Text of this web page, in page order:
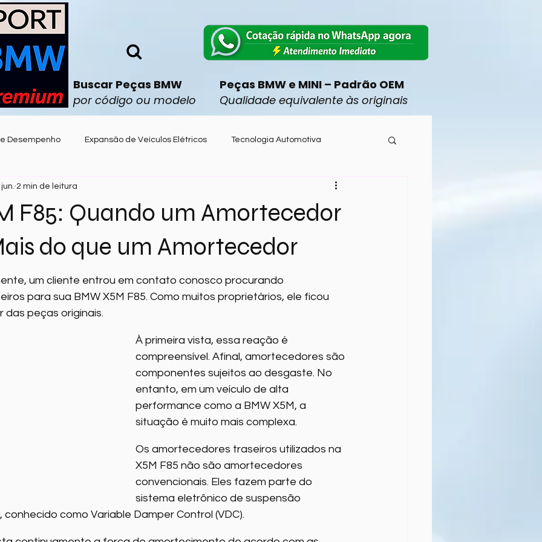
Buscar Peças BMW
por código ou modelo
Peças BMW e MINI – Padrão OEM
Qualidade equivalente às originais
Desempenho Expansão de Veículos Elétricos Tecnologia Automotiva
Técnico de Palmeiras,
MINI
Noticias Internacionais BMW Noticias Internacionais Mercedes
Peças de reposição BMW
⭐ Antes de Comprar ⭐ O Lado Real do BMW
F85: Quando um Amortecedor
do que um Amortecedor
2 min de leitura
um cliente entrou em contato conosco procurando
para sua BMW X5M F85. Como muitos proprietários, ele ficou
das peças originais.
À primeira vista, essa reação é
compreensível. Afinal, amortecedores são
componentes sujeitos ao desgaste. No
entanto, em um veículo de alta
performance como a BMW X5M, a
situação é muito mais complexa.
Os amortecedores traseiros utilizados na
X5M F85 não são amortecedores
convencionais. Eles fazem parte do
sistema eletrônico de suspensão
como Variable Damper Control (VDC).